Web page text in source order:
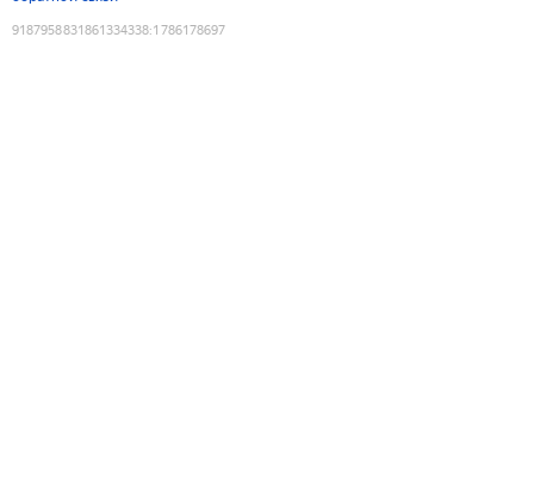
9187958831861334338:1786178697